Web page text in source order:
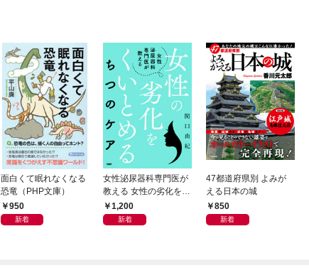
面白くて眠れなくなる
恐竜（PHP文庫）
950
新着
女性泌尿器科専門医が
教える 女性の劣化をく
いとめる ちつのケア
1,200
新着
47都道府県別 よみが
える日本の城
850
新着